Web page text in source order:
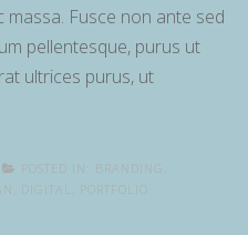
Fusce non ante sed
pellentesque, purus ut
ultrices purus, ut
POSTED IN: BRANDING
DIGITAL PORTFOLIO